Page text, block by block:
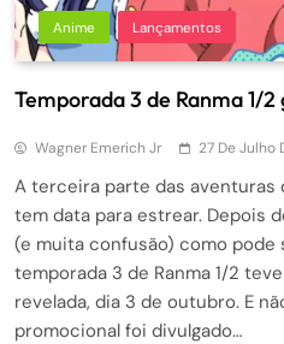
Anime Lançamentos
Temporada 3 de Ranma 1/
Wagner Emerich Jr 27 De Julho
A terceira parte das aventuras
tem data para estrear. Depois
(e muita confusão) como pode
temporada 3 de Ranma 1/2
revelada, dia 3 de outubro. E
promocional foi divulgado…